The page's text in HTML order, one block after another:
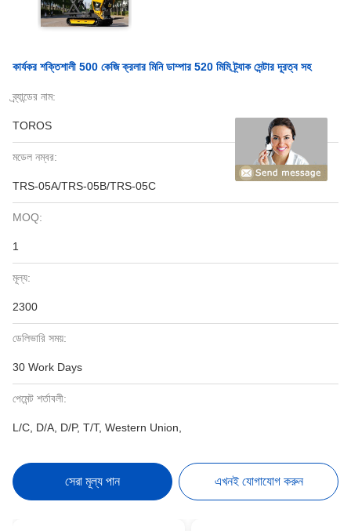
কার্যকর শক্তিশালী 500 কেজি ক্রলার মিনি ডাম্পার 520 মিমি ট্র্যাক সেন্টার দূরত্ব সহ
ব্র্যান্ডের নাম:
TOROS
মডেল নম্বর:
TRS-05A/TRS-05B/TRS-05C
MOQ:
1
মূল্য:
2300
ডেলিভারি সময়:
30 Work Days
পেমেন্ট শর্তাবলী:
L/C, D/A, D/P, T/T, Western Union,
সেরা মূল্য পান এখনই যোগাযোগ করুন